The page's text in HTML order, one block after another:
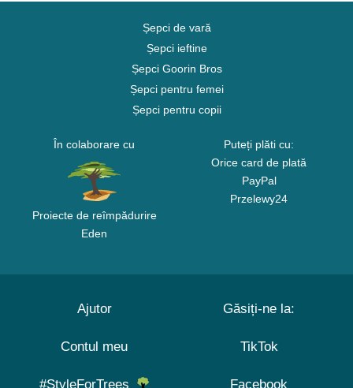
Șepci de vară
Șepci ieftine
Șepci Goorin Bros
Șepci pentru femei
Șepci pentru copii
În colaborare cu
Proiecte de reîmpădurire
Eden
Puteți plăti cu:
Orice card de plată
PayPal
Przelewy24
Ajutor
Contul meu
#StyleForTrees
Găsiți-ne la:
TikTok
Facebook